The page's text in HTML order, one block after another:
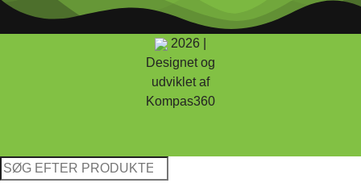
2026 |
Designet og
udviklet af
Kompas360
Søg